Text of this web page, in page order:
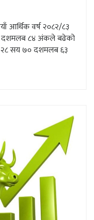
आर्थिक वर्ष २०८२/८३
दशमलब ८४ अंकले बढेको
सय ७० दशमलब ६३